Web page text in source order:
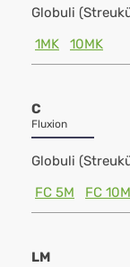
Globuli
1MK
10MK
C
Fluxion
Globuli
FC 5M
FC 10M
LM